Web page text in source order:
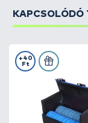
KAPCSOLÓDÓ
+40
Ft